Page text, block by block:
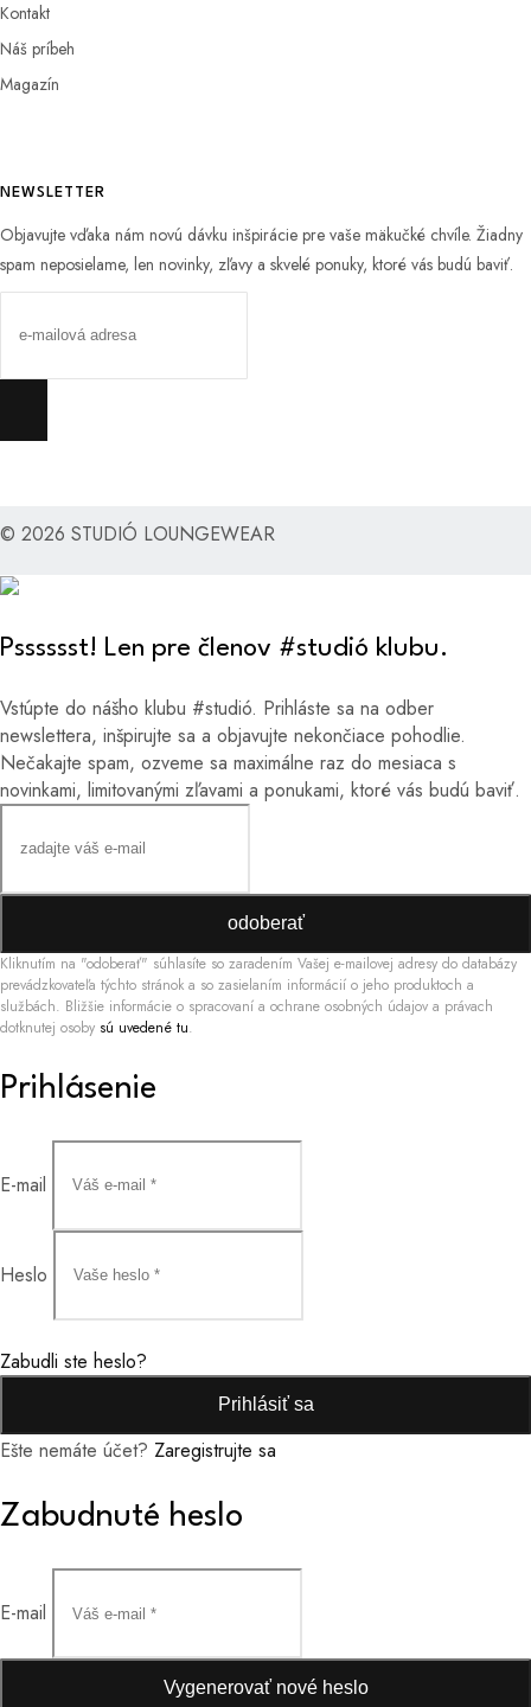
Kontakt
Náš príbeh
Magazín
NEWSLETTER
Objavujte vďaka nám novú dávku inšpirácie pre vaše mäkučké chvíle. Žiadny
spam neposielame, len novinky, zľavy a skvelé ponuky, ktoré vás budú baviť.
© 2026 STUDIÓ LOUNGEWEAR
Psssssst! Len pre členov #studió klubu.
Vstúpte do nášho klubu #studió. Prihláste sa na odber
newslettera, inšpirujte sa a objavujte nekončiace pohodlie.
Nečakajte spam, ozveme sa maximálne raz do mesiaca s
novinkami, limitovanými zľavami a ponukami, ktoré vás budú baviť.
odoberať
Kliknutím na "odoberať" súhlasíte so zaradením Vašej e-mailovej adresy do databázy
prevádzkovateľa týchto stránok a so zasielaním informácií o jeho produktoch a
službách. Bližšie informácie o spracovaní a ochrane osobných údajov a právach
dotknutej osoby sú uvedené tu.
Prihlásenie
E-mail
Heslo
Zabudli ste heslo?
Prihlásiť sa
Ešte nemáte účet? Zaregistrujte sa
Zabudnuté heslo
E-mail
Vygenerovať nové heslo